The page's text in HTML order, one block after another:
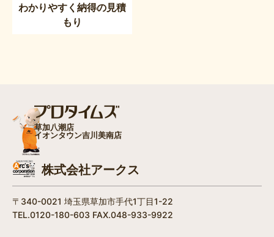
わかりやすく納得の見積
もり
草加八潮店
イオンタウン吉川美南店
株式会社アークス
〒340-0021 埼玉県草加市手代1丁目1-22
TEL.0120-180-603 FAX.048-933-9922